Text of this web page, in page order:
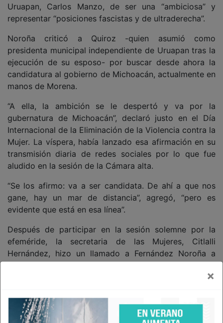
×
Uruapan, Carlos Manzo, de ser una “ambiciosa” y
representar “posiciones fascistas y de ultraderecha”.
Noroña criticó a Quiroz -quien asumió como
presidenta municipal independiente de Uruapan tras la
ejecución de su esposo- por buscar desde ahora la
candidatura al gobierno de Michoacán, actualmente en
manos de Morena.
“A ella, la ambición se le despertó y va por la
gubernatura de Michoacán”, declaró justo en el Día
Internacional de la Eliminación de la Violencia contra la
Mujer. La víspera, había lanzado esa afirmación en su
transmisión diaria de redes sociales por lo que fue
aludido en la sesión de la Cámara alta.
“Se los afirmo: va a ser candidata. De ahí a que nos
gane, hay un mar de distancia”, agregó, “pero es
evidente que está en esa línea”.
Después de participar en la sesión solemne por la
efeméride, la secretaria de las Mujeres, Citlalli
Hernández, hizo un llamado a Fernández Noroña a
mostrar empatía hacia las mujeres.
hay que ser respetuosos con Grecia Quiroz.
“Yo creo primero que en estos casos hay que ser